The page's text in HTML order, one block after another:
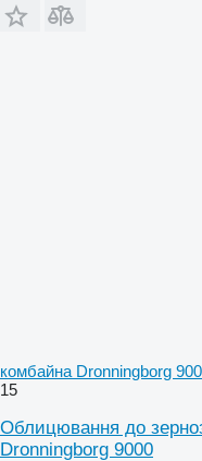
комбайна Dronningborg
15
Облицювання до
Dronningborg 9000